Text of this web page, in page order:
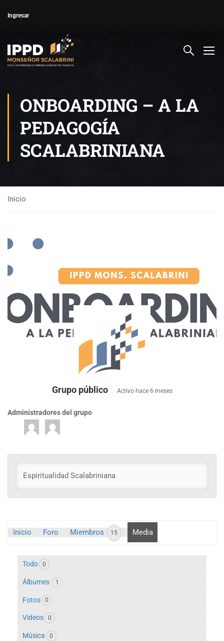
Ingresar
ONBOARDING – A LA
PEDAGOGÍA
SCALABRINIANA
Inicio
Grupo público Activo hace 6 meses
Lideres
Administradores del grupo
Espiritualidad Scalabriniana
Inicio Foro Miembros 15 Media
Todo 0
Álbumes 1
Fotos 0
Vídeos 0
Música 0